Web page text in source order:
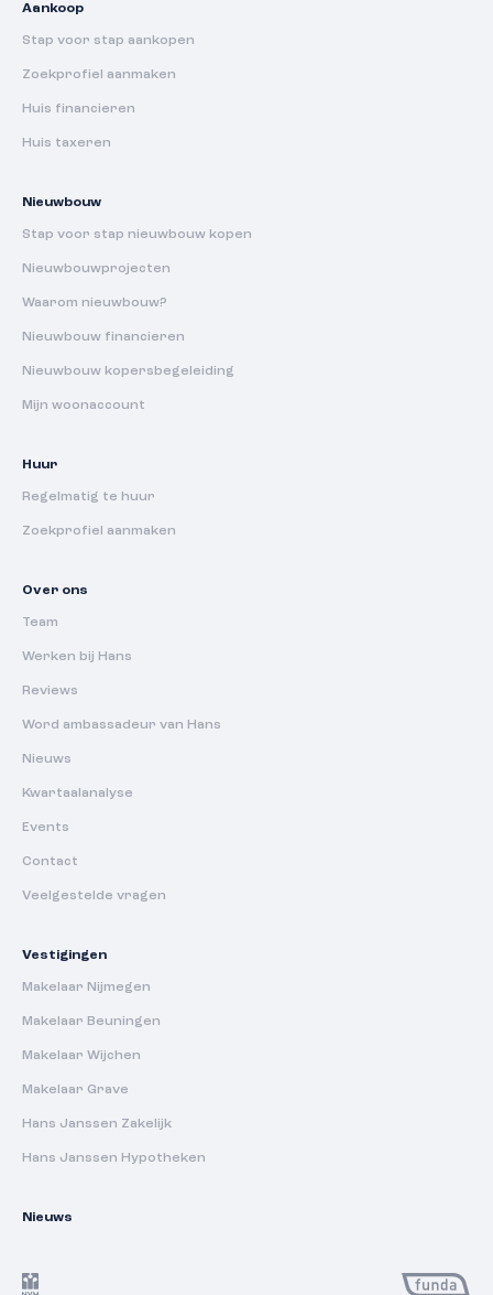
Aankoop
Stap voor stap aankopen
Zoekprofiel aanmaken
Huis financieren
Huis taxeren
Nieuwbouw
Stap voor stap nieuwbouw kopen
Nieuwbouwprojecten
Waarom nieuwbouw?
Nieuwbouw financieren
Nieuwbouw kopersbegeleiding
Mijn woonaccount
Huur
Regelmatig te huur
Zoekprofiel aanmaken
Over ons
Team
Werken bij Hans
Reviews
Word ambassadeur van Hans
Nieuws
Kwartaalanalyse
Events
Contact
Veelgestelde vragen
Vestigingen
Makelaar Nijmegen
Makelaar Beuningen
Makelaar Wijchen
Makelaar Grave
Hans Janssen Zakelijk
Hans Janssen Hypotheken
Nieuws